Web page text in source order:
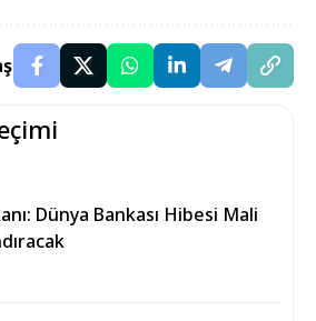
Dünya Bankası Hibesi Mali